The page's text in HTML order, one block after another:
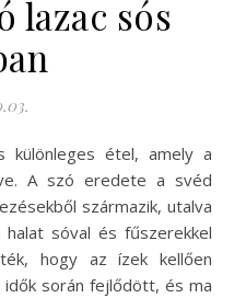
lazac sós
A szó eredete a svéd
származik, utalva
sóval és fűszerekkel
hogy az ízek kellően
idők során fejlődött, és ma